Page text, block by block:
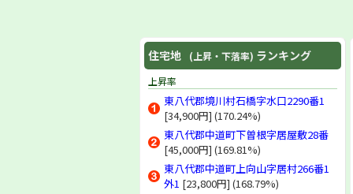
住宅地 (上昇・下落率) ランキング
上昇率
東八代郡境川村石橋字水口2290番1
[34,900円] (170.24%)
東八代郡中道町下曽根字居屋敷28番
[45,000円] (169.81%)
東八代郡中道町上向山字居村266番1
外1 [23,800円] (168.79%)